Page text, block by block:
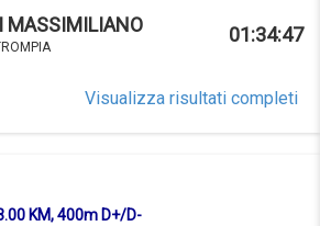
MASSIMILIANO 01:34:47
Visualizza risultati completi
KM, 400m D+/D-